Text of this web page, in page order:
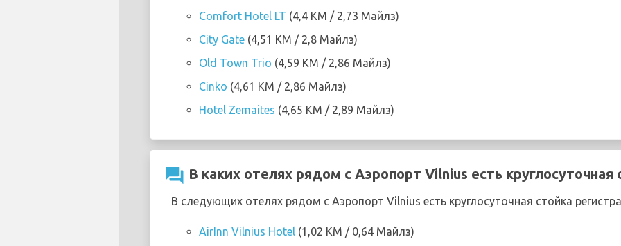
Comfort Hotel LT (4,4 KM / 2,73 Майлз)
City Gate (4,51 KM / 2,8 Майлз)
Old Town Trio (4,59 KM / 2,86 Майлз)
Cinko (4,61 KM / 2,86 Майлз)
Hotel Zemaites (4,65 KM / 2,89 Майлз)
question_answer В каких отелях рядом с Аэропорт Vilnius есть круглосуточная
В следующих отелях рядом с Аэропорт Vilnius есть круглосуточная стойка
AirInn Vilnius Hotel (1,02 KM / 0,64 Майлз)